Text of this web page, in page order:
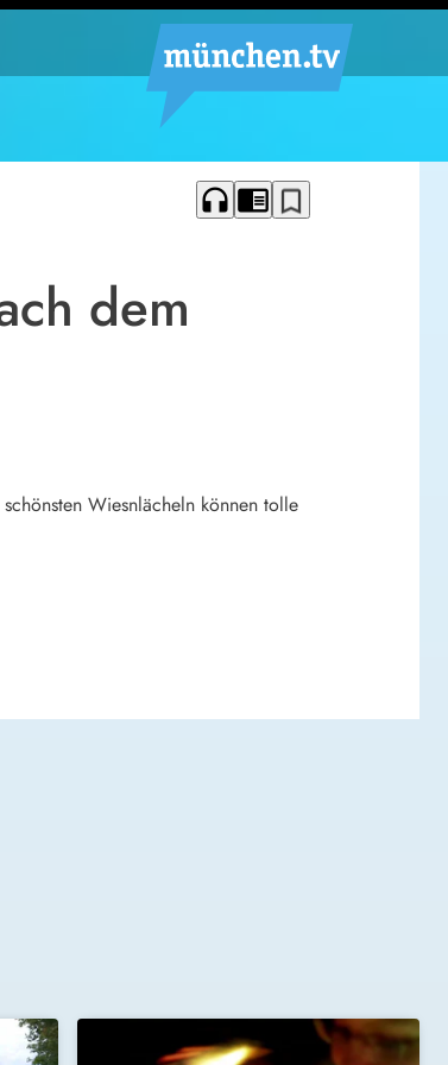
headphones chrome_reader_mode bookmark_border
dem
Wiesnlächeln können tolle